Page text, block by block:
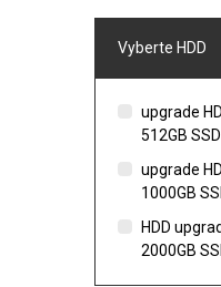
Vyberte HDD
upgrade
512GB SSD
upgrade
1000GB
HDD
2000GB